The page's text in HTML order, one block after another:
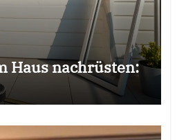
Haus nachrüsten: